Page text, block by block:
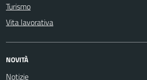
Turismo
Vita lavorativa
NOVITÀ
Notizie